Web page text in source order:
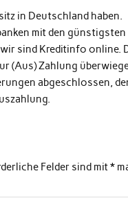
in Deutschland haben.
mit den
sind Kreditinfo online.
(Aus) Zahlung
abgeschlossen,
Felder sind mit*